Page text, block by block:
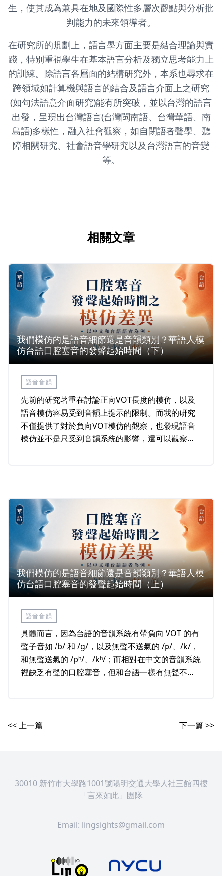
生，使其成為兼具在地及國際性多層次觀點與分析批
判能力的未來領導者。
在研究所的規劃上，語言學方面主要是結合理論與實
踐，特別重視學生在基本語言分析及獨立思考能力上
的訓練。除語言各層面的結構研究外，本系也尋求在
跨領域如計算機與語言的結合及語言介面上之研究
(如句法語意介面研究)能有所突破，並以台灣的語言
出發，呈現出台灣語言(台灣閩南語、台灣華語、南
島語)多樣性，融入社會觀察，如自閉語者聲學、聽
障相關研究、社會語音學研究以及台灣語言的音變
等。
相關文章
我們模仿的是語音細節還是音韻類別？華語人模
仿台語口腔塞音的發聲起始時間（下）
語音音韻
先前的研究著重在討論正向VOT長度的模仿，以及
語音模仿容易受到音韻上提示的限制。而我的研究
不僅提供了對於負向VOT模仿的觀察，也發現語音
模仿並不是只受到音韻系統的影響，還可以觀察得
我們模仿的是語音細節還是音韻類別？華語人模
仿台語口腔塞音的發聲起始時間（上）
語音音韻
具體而言，因為台語的音韻系統有帶負向 VOT 的有
聲子音如 /b/ 和 /ɡ/，以及無聲不送氣的 /p/、/k/，
和無聲送氣的 /pʰ/、/kʰ/；而相對在中文的音韻系統
裡缺乏有聲的口腔塞音，但和台語一樣有無聲不送
去模仿帶有負向 VOT 的聲音。
<< 上一篇 下一篇 >>
30010 新竹市大學路1001號陽明交通大學人社三館四樓
「言來如此」團隊
Email: lingsights@gmail.com